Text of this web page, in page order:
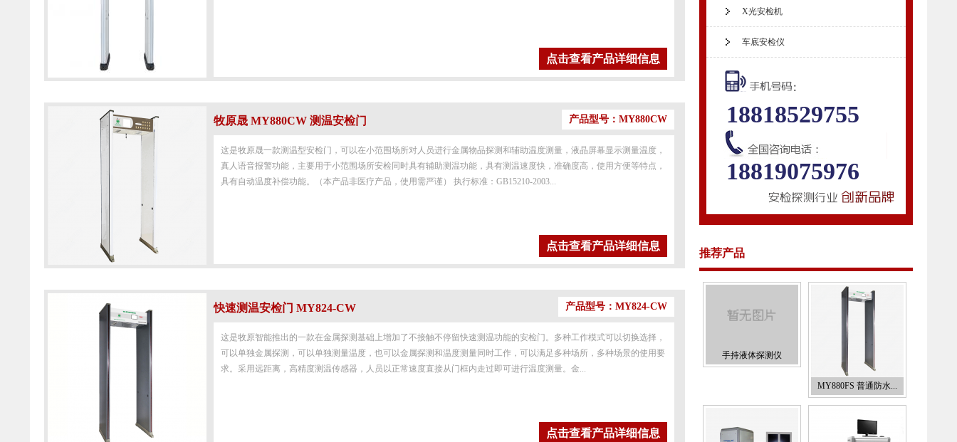
点击查看产品详细信息
牧原晟 MY880CW 测温安检门 产品型号：MY880CW
这是牧原晟一款测温型安检门，可以在小范围场所对人员进行金属物品探测和辅助温度测量，液晶屏幕显示测量温度，
真人语音报警功能，主要用于小范围场所安检同时具有辅助测温功能，具有测温速度快，准确度高，使用方便等特点，
具有自动温度补偿功能。（本产品非医疗产品，使用需严谨） 执行标准：GB15210-2003...
点击查看产品详细信息
快速测温安检门 MY824-CW 产品型号：MY824-CW
这是牧原智能推出的一款在金属探测基础上增加了不接触不停留快速测温功能的安检门。多种工作模式可以切换选择，
可以单独金属探测，可以单独测量温度，也可以金属探测和温度测量同时工作，可以满足多种场所，多种场景的使用要
求。采用远距离，高精度测温传感器，人员以正常速度直接从门框内走过即可进行温度测量。金...
点击查看产品详细信息
X光安检机
车底安检仪
18818529755
18819075976
推荐产品
手持液体探测仪
MY880FS 普通防水...